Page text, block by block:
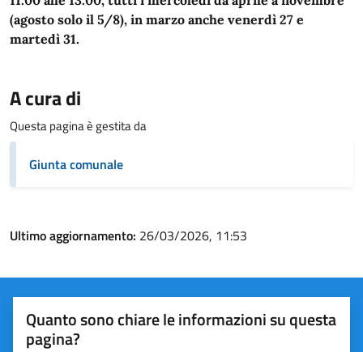
(agosto solo il 5/8), in marzo anche venerdì 27 e
martedì 31.
A cura di
Questa pagina è gestita da
Giunta comunale
Ultimo aggiornamento: 26/03/2026, 11:53
Quanto sono chiare le informazioni su questa
pagina?